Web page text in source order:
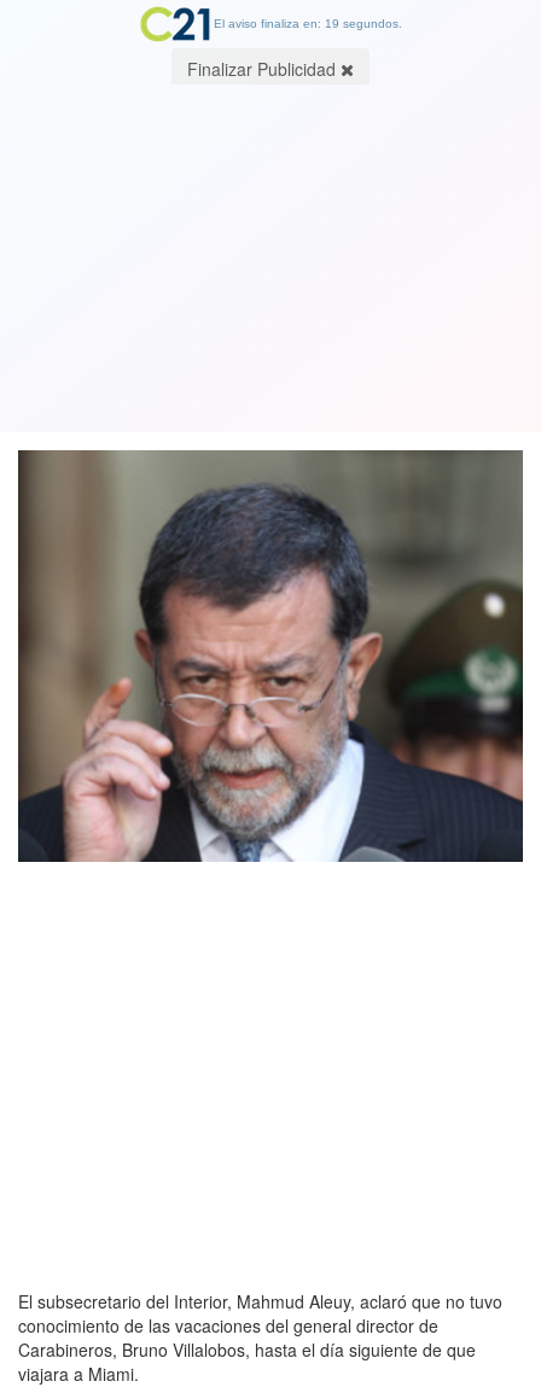
El subsecretario del Interior, Mahmud Aleuy, aclaró que no tuvo
conocimiento de las vacaciones del general director de
Carabineros, Bruno Villalobos, hasta el día siguiente de que
viajara a Miami.
El aviso finaliza en: 19 segundos.
Finalizar Publicidad